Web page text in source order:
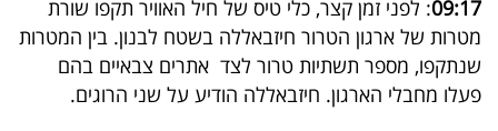
09:17: לפני זמן קצר, כלי טיס של חיל האוויר תקפו שורת
מטרות של ארגון הטרור חיזבאללה בשטח לבנון. בין המטרות
שנתקפו, מספר תשתיות טרור לצד אתרים צבאיים בהם
פעלו מחבלי הארגון. חיזבאללה הודיע על שני הרוגים.